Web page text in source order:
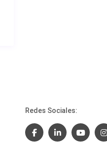
Redes Sociales: